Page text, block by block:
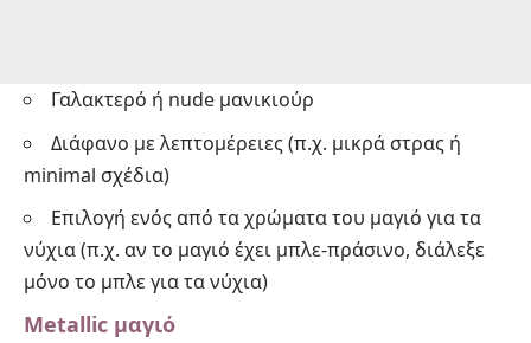
Γαλακτερό ή nude μανικιούρ
Διάφανο με λεπτομέρειες (π.χ. μικρά στρας ή
minimal σχέδια)
Επιλογή ενός από τα χρώματα του μαγιό για τα
νύχια (π.χ. αν το μαγιό έχει μπλε-πράσινο, διάλεξε
μόνο το μπλε για τα νύχια)
Metallic μαγιό